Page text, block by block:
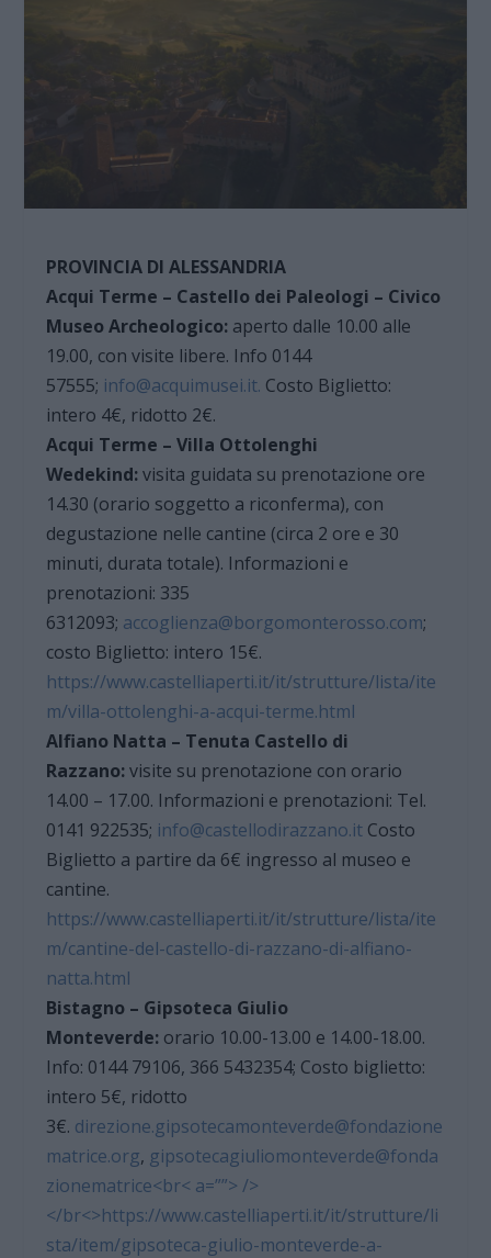
PROVINCIA DI ALESSANDRIA
Acqui Terme – Castello dei Paleologi – Civico
Museo Archeologico: aperto dalle 10.00 alle
19.00, con visite libere. Info 0144
57555; info@acquimusei.it. Costo Biglietto:
intero 4€, ridotto 2€.
Acqui Terme – Villa Ottolenghi
Wedekind:visita guidata su prenotazione ore
14.30 (orario soggetto a riconferma), con
degustazione nelle cantine (circa 2 ore e 30
minuti, durata totale). Informazioni e
prenotazioni: 335
6312093; accoglienza@borgomonterosso.com;
costo Biglietto: intero 15€.
https://www.castelliaperti.it/it/strutture/lista/ite
m/villa-ottolenghi-a-acqui-terme.html
Alfiano Natta – Tenuta Castello di
Razzano:visite su prenotazione con orario
14.00 – 17.00. Informazioni e prenotazioni: Tel.
0141 922535; info@castellodirazzano.it Costo
Biglietto a partire da 6€ ingresso al museo e
cantine.
https://www.castelliaperti.it/it/strutture/lista/ite
m/cantine-del-castello-di-razzano-di-alfiano-
natta.html
Bistagno – Gipsoteca Giulio
Monteverde: orario 10.00-13.00 e 14.00-18.00.
Info: 0144 79106, 366 5432354; Costo biglietto:
intero 5€, ridotto
3€. direzione.gipsotecamonteverde@fondazione
matrice.org, gipsotecagiuliomonteverde@fonda
zionematrice<br< a=””> />
</br<>https://www.castelliaperti.it/it/strutture/li
sta/item/gipsoteca-giulio-monteverde-a-